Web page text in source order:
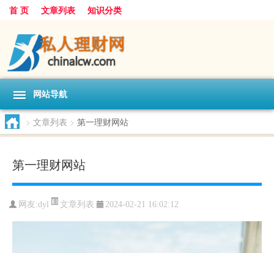
首 页 文章列表 知识分类
网站导航
> 文章列表 > 第一理财网站
第一理财网站
网友:dyl 文章列表 2024-02-21 16:02:12